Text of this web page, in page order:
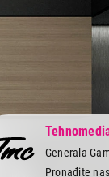
Generala
Pronađite